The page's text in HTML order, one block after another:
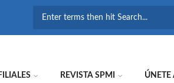
FILIALES REVISTA SPMI ÚNETE